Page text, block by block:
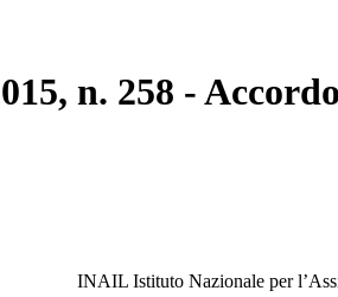
n. 258 -
INAIL Istituto Nazionale per